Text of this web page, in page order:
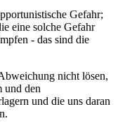
Gefahr;
eine solche Gefahr
- das sind die
nicht lösen,
und den
und die uns daran